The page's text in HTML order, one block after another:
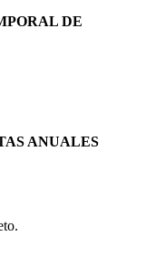
DE
ANUALES